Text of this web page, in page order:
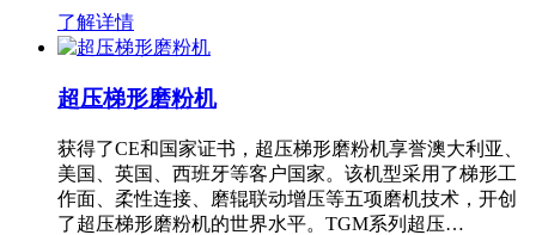
了解详情
超压梯形磨粉机
获得了CE和国家证书，超压梯形磨粉机享誉澳大利亚、
美国、英国、西班牙等客户国家。该机型采用了梯形工
作面、柔性连接、磨辊联动增压等五项磨机技术，开创
了超压梯形磨粉机的世界水平。TGM系列超压…